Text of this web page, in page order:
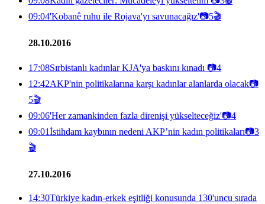
09:04'Kobanê ruhu ile Rojava'yı savunacağız'📷5🎬
28.10.2016
17:08Sırbistanlı kadınlar KJA'ya baskını kınadı 📷4
12:42AKP'nin politikalarına karşı kadınlar alanlarda olacak📷
5🎬
09:06'Her zamankinden fazla direnişi yükselteceğiz'📷4
09:01İstihdam kaybının nedeni AKP’nin kadın politikaları📷3
🎬
27.10.2016
14:30Türkiye kadın-erkek eşitliği konusunda 130'uncu sırada